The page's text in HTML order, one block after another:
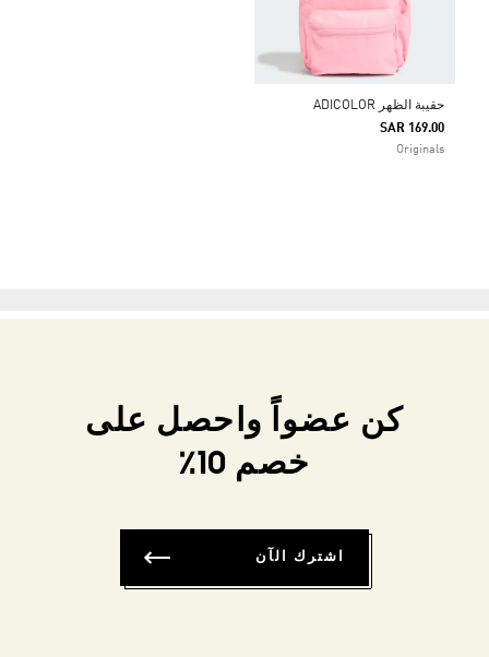
حقيبة الظهر ADICOLOR
SAR 169.00
Originals
كن عضواً واحصل على
خصم 10٪
اشترك الآن